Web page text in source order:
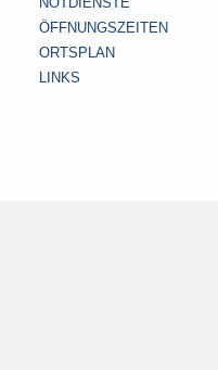
ÖFFNUNGSZEITEN
ORTSPLAN
LINKS